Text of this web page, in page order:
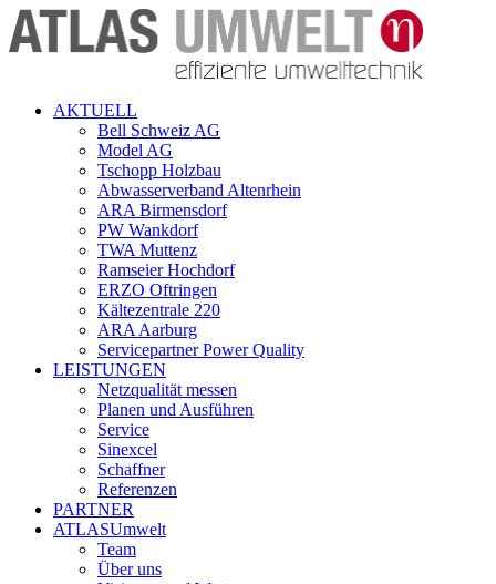
AKTUELL
Bell Schweiz AG
Model AG
Tschopp Holzbau
Abwasserverband Altenrhein
ARA Birmensdorf
PW Wankdorf
TWA Muttenz
Ramseier Hochdorf
ERZO Oftringen
Kältezentrale 220
ARA Aarburg
Servicepartner Power Quality
LEISTUNGEN
Netzqualität messen
Planen und Ausführen
Service
Sinexcel
Schaffner
Referenzen
PARTNER
ATLASUmwelt
Team
Über uns